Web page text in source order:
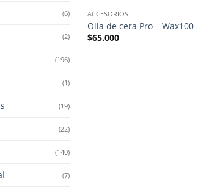
(6)
(2)
(196)
(1)
(19)
(22)
(140)
(7)
ACCESORIOS
Olla de cera Pro – Wax100
$65.000